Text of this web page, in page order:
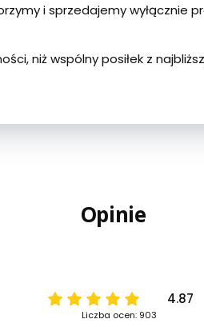
i sprzedajemy wyłącznie
niż wspólny posiłek z
Opinie
4.87
Liczba ocen: 903